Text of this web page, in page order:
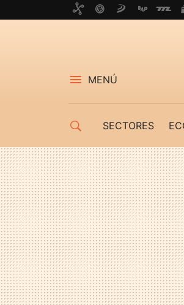
MENÚ
SECTORES